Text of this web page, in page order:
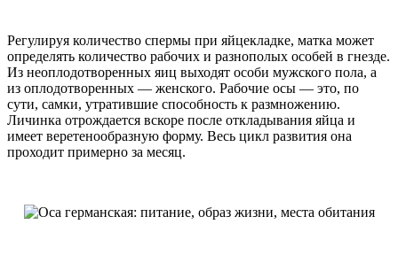
Регулируя количество спермы при яйцекладке, матка может
определять количество рабочих и разнополых особей в гнезде.
Из неоплодотворенных яиц выходят особи мужского пола, а
из оплодотворенных — женского. Рабочие осы — это, по
сути, самки, утратившие способность к размножению.
Личинка отрождается вскоре после откладывания яйца и
имеет веретенообразную форму. Весь цикл развития она
проходит примерно за месяц.